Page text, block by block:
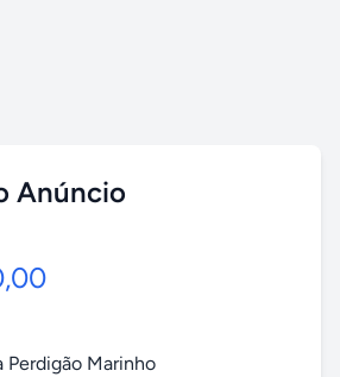
Anúncio
Perdigão Marinho